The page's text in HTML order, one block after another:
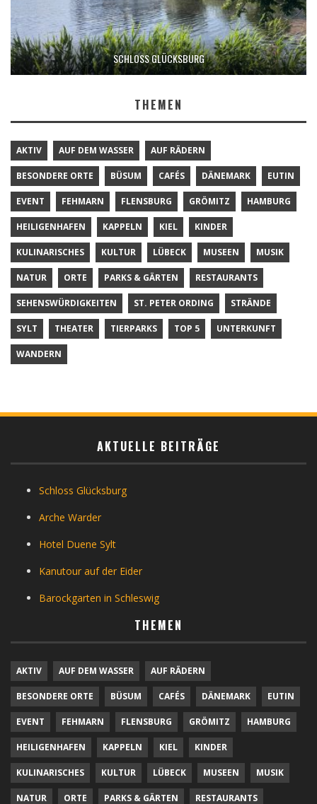
SCHLOSS GLÜCKSBURG
THEMEN
AKTIV AUF DEM WASSER AUF RÄDERN
BESONDERE ORTE BÜSUM CAFÉS DÄNEMARK EUTIN
EVENT FEHMARN FLENSBURG GRÖMITZ HAMBURG
HEILIGENHAFEN KAPPELN KIEL KINDER
KULINARISCHES KULTUR LÜBECK MUSEEN MUSIK
NATUR ORTE PARKS & GÄRTEN RESTAURANTS
SEHENSWÜRDIGKEITEN ST. PETER ORDING STRÄNDE
SYLT THEATER TIERPARKS TOP 5 UNTERKUNFT
WANDERN
AKTUELLE BEITRÄGE
Schloss Glücksburg
Arche Warder
Hotel Duene Sylt
Kanutour auf der Eider
Barockgarten in Schleswig
THEMEN
AKTIV AUF DEM WASSER AUF RÄDERN
BESONDERE ORTE BÜSUM CAFÉS DÄNEMARK EUTIN
EVENT FEHMARN FLENSBURG GRÖMITZ HAMBURG
HEILIGENHAFEN KAPPELN KIEL KINDER
KULINARISCHES KULTUR LÜBECK MUSEEN MUSIK
NATUR ORTE PARKS & GÄRTEN RESTAURANTS